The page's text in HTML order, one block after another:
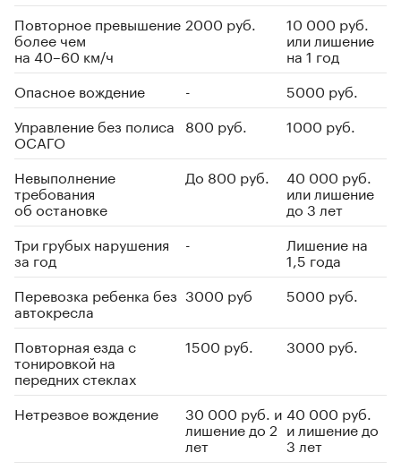
Повторное превышение
более чем
на 40–60 км/ч
2000 руб. 10 000 руб.
или лишение
на 1 год
Опасное вождение
-
5000 руб.
Управление без полиса
ОСАГО
800 руб. 1000 руб.
Невыполнение
требования
об остановке
До 800 руб. 40 000 руб.
или лишение
до 3 лет
Три грубых нарушения
за год
- Лишение на
1,5 года
Перевозка ребенка без
автокресла
3000 руб 5000 руб.
Повторная езда с
тонировкой на
передних стеклах
1500 руб. 3000 руб.
Нетрезвое вождение 30 000 руб. и
лишение до 2
лет
40 000 руб.
и лишение до
3 лет